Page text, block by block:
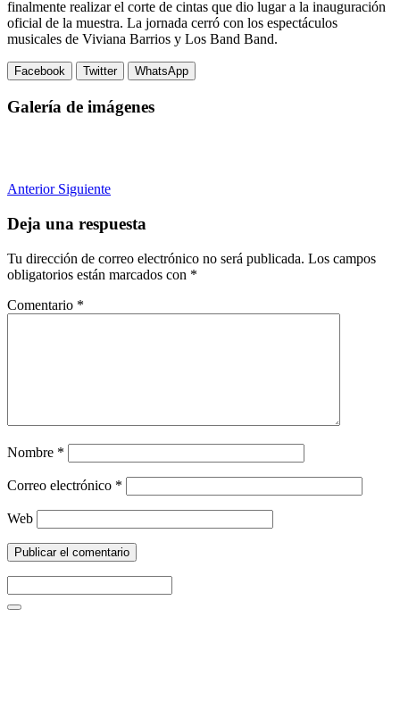
finalmente realizar el corte de cintas que dio lugar a la inauguración
oficial de la muestra. La jornada cerró con los espectáculos
musicales de Viviana Barrios y Los Band Band.
Facebook Twitter WhatsApp
Galería de imágenes
Anterior Siguiente
Deja una respuesta
Tu dirección de correo electrónico no será publicada. Los campos
obligatorios están marcados con *
Comentario *
Nombre *
Correo electrónico *
Web